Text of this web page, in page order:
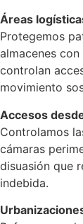
Áreas
Protegemos
almacenes
controlan
movimiento
Accesos
Controlamos
cámaras
disuasión que
indebida.